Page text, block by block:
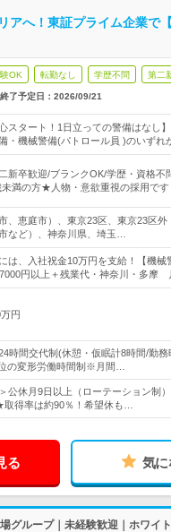
アへ！東証プライム企業で
OK 転勤なし 学歴不問 第二
終了予定日： 2026/09/21
スタート！1日立っての警備はなし
・機械警備(パトロール員 )のいずれ
二新卒歓迎/ブランクOK/学歴・資格不
満の方★人物・意欲重視の採用です
、恵庭市）、東京23区、東京23区外
など）、神奈川県、埼玉…
は、入社祝金10万円を支給！【機械
円以上＋残業代・神奈川・多摩
円
時間交代制(休憩・仮眠計8時間/勤
の変形労働時間制※月間…
公休月9日以上（ローテーション制
得率は約90％！希望休も…
る 気に
グループ｜未経験歓迎｜ホワイ